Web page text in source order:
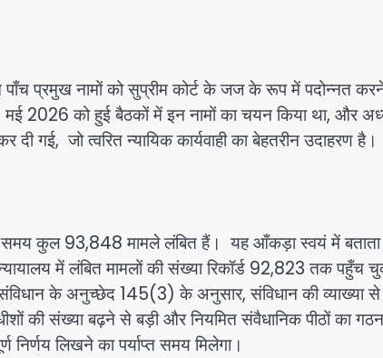
प्रमुख नामों को सुप्रीम कोर्ट के जज के रूप में पदोन्नत
2026 को हुई बैठकों में इन नामों का चयन किया था, और
गई, जो त्वरित न्यायिक कार्यवाही का बेहतरीन उदाहरण है।
समय कुल 93,848 मामले लंबित हैं। यह आँकड़ा स्वयं में
में लंबित मामलों की संख्या रिकॉर्ड 92,823 तक पहुँच
के अनुच्छेद 145(3) के अनुसार, संविधान की व्याख्या
की संख्या बढ़ने से बड़ी और नियमित संवैधानिक पीठों का गठन
निर्णय लिखने का पर्याप्त समय मिलेगा।